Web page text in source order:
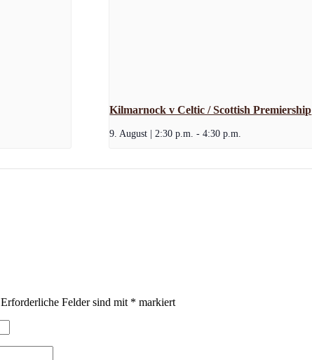
Kilmarnock v Celtic / Scottish Premiership
9. August | 2:30 p.m. - 4:30 p.m.
Erforderliche Felder sind mit * markiert